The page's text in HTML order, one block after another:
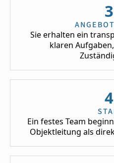
Sie erhalten ein
klaren
Ein festes Team
Objektleitung als